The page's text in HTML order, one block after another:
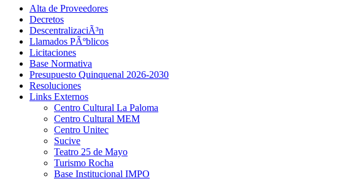
Alta de Proveedores
Decretos
DescentralizaciÃ³n
Llamados PÃºblicos
Licitaciones
Base Normativa
Presupuesto Quinquenal 2026-2030
Resoluciones
Links Externos
Centro Cultural La Paloma
Centro Cultural MEM
Centro Unitec
Sucive
Teatro 25 de Mayo
Turismo Rocha
Base Institucional IMPO